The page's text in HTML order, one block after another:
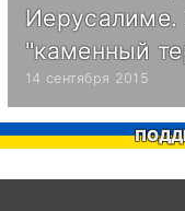
Иерусалиме.
"каменный
14 сентября 2015